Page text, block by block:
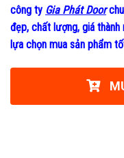
công ty Gia Phát Door
đẹp, chất lượng, giá
lựa chọn mua sản phẩm